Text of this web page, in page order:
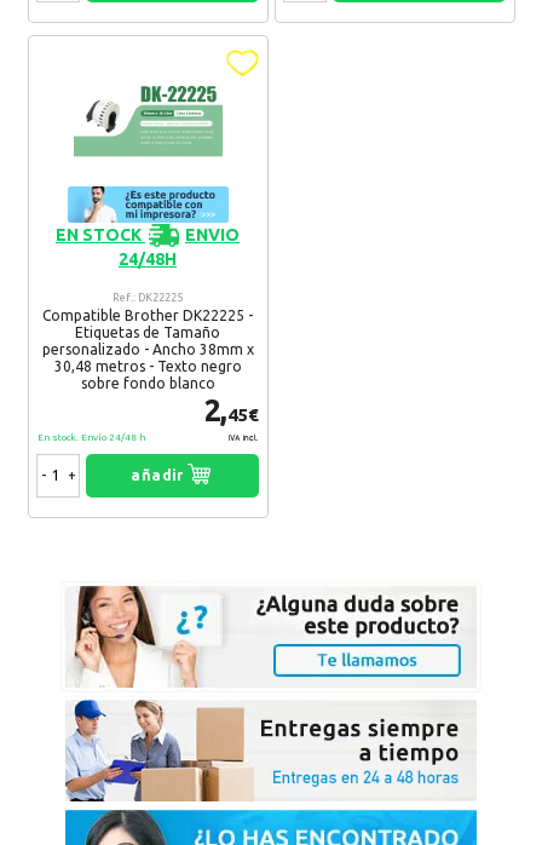
EN STOCK
ENVIO
24/48H
Ref.: DK22225
Compatible Brother DK22225 -
Etiquetas de Tamaño
personalizado - Ancho 38mm x
30,48 metros - Texto negro
sobre fondo blanco
2,45€
IVA Incl.
En stock. Envío 24/48 h
- + añadir